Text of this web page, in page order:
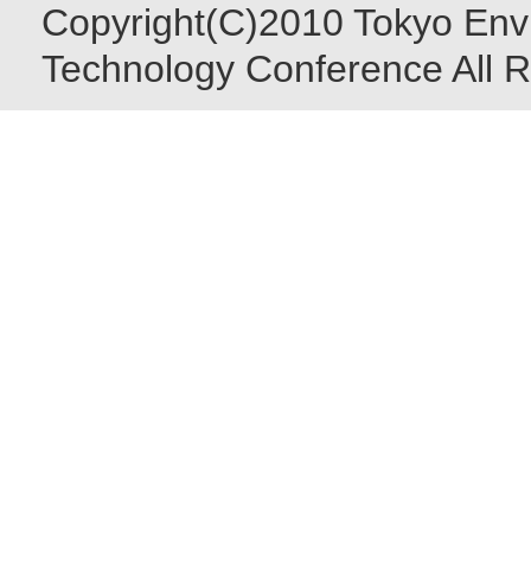
Copyright(C)2010 Tokyo
Technology Conference All